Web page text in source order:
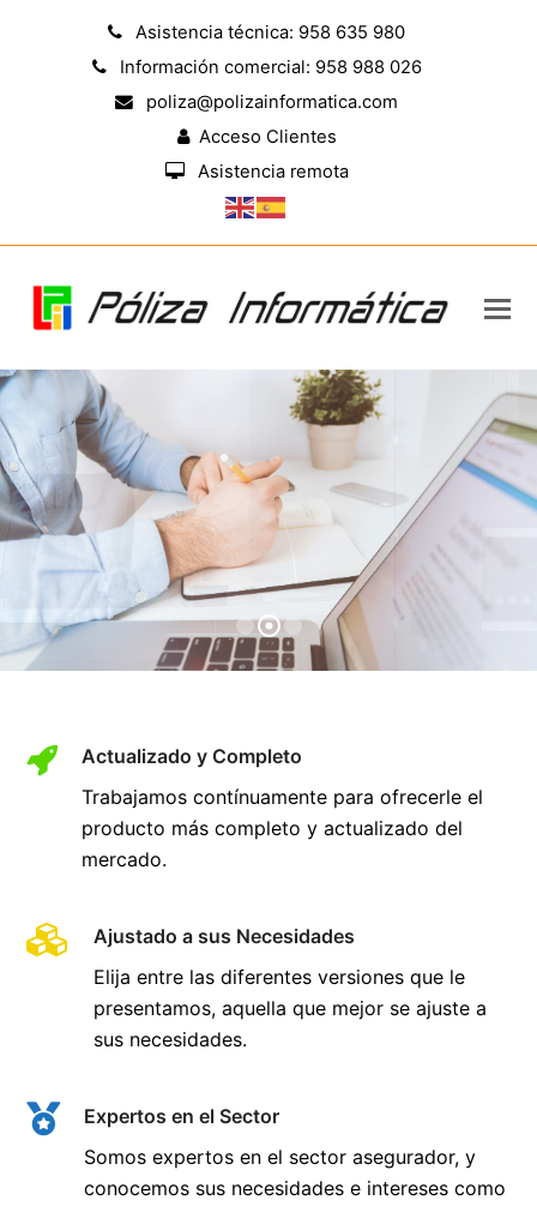
Asistencia técnica: 958 635 980
Información comercial: 958 988 026
poliza@polizainformatica.com
Acceso Clientes
Asistencia remota
Optimice y Agilice su Trabajo
Acceso web para clientes
Actualizado y Completo
Trabajamos contínuamente para ofrecerle el
producto más completo y actualizado del
mercado.
Ajustado a sus Necesidades
Elija entre las diferentes versiones que le
presentamos, aquella que mejor se ajuste a
sus necesidades.
Expertos en el Sector
Somos expertos en el sector asegurador, y
conocemos sus necesidades e intereses como